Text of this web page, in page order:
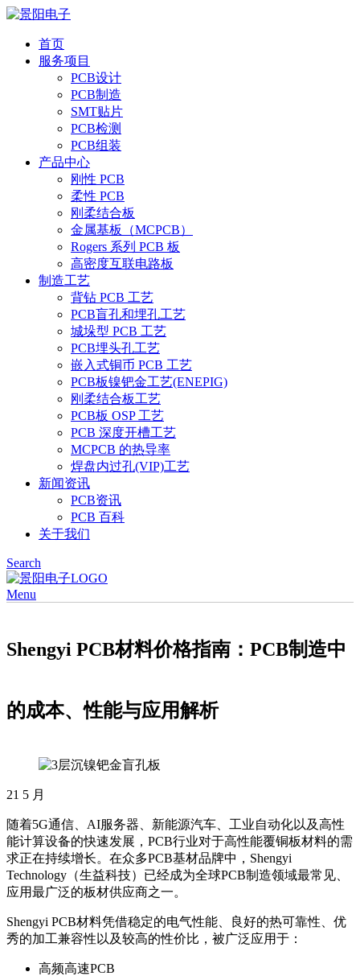
首页
服务项目
PCB设计
PCB制造
SMT贴片
PCB检测
PCB组装
产品中心
刚性 PCB
柔性 PCB
刚柔结合板
金属基板（MCPCB）
Rogers 系列 PCB 板
高密度互联电路板
制造工艺
背钻 PCB 工艺
PCB盲孔和埋孔工艺
城垛型 PCB 工艺
PCB埋头孔工艺
嵌入式铜币 PCB 工艺
PCB板镍钯金工艺(ENEPIG)
刚柔结合板工艺
PCB板 OSP 工艺
PCB 深度开槽工艺
MCPCB 的热导率
焊盘内过孔(VIP)工艺
新闻资讯
PCB资讯
PCB 百科
关于我们
Search
Menu
Shengyi PCB材料价格指南：PCB制造中
的成本、性能与应用解析
21 5 月
随着5G通信、AI服务器、新能源汽车、工业自动化以及高性
能计算设备的快速发展，PCB行业对于高性能覆铜板材料的需
求正在持续增长。在众多PCB基材品牌中，Shengyi
Technology（生益科技）已经成为全球PCB制造领域最常见、
应用最广泛的板材供应商之一。
Shengyi PCB材料凭借稳定的电气性能、良好的热可靠性、优
秀的加工兼容性以及较高的性价比，被广泛应用于：
高频高速PCB